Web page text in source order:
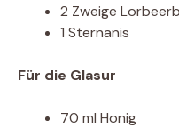
2 Zweige
1 Sternanis
Für die Glasur
70 ml Honig